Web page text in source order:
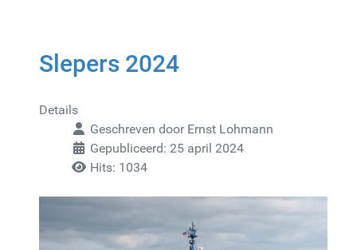
Slepers 2024
Details
Geschreven door Ernst Lohmann
Gepubliceerd: 25 april 2024
Hits: 1034